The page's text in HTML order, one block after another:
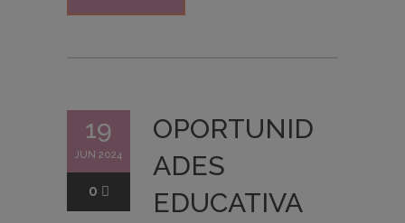
19
JUN 2024
0
OPORTUNID
ADES
EDUCATIVA